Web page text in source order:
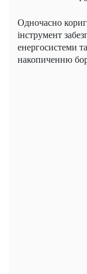
Одночасно
інструмент
енергосистеми
накопиченню